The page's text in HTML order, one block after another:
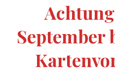
September